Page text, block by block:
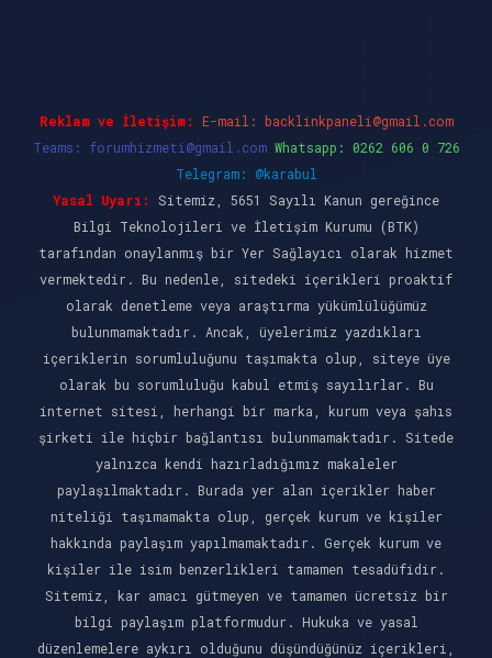
Reklam ve İletişim: E-mail: backlinkpaneli@gmail.com
Teams: forumhizmeti@gmail.com Whatsapp: 0262 606 0 726
Telegram: @karabul
Yasal Uyarı:
Sitemiz, 5651 Sayılı Kanun gereğince
Bilgi Teknolojileri ve İletişim Kurumu (BTK)
tarafından onaylanmış bir Yer Sağlayıcı olarak hizmet
vermektedir. Bu nedenle, sitedeki içerikleri proaktif
olarak denetleme veya araştırma yükümlülüğümüz
bulunmamaktadır. Ancak, üyelerimiz yazdıkları
içeriklerin sorumluluğunu taşımakta olup, siteye üye
olarak bu sorumluluğu kabul etmiş sayılırlar. Bu
internet sitesi, herhangi bir marka, kurum veya şahıs
şirketi ile hiçbir bağlantısı bulunmamaktadır. Sitede
yalnızca kendi hazırladığımız makaleler
paylaşılmaktadır. Burada yer alan içerikler haber
niteliği taşımamakta olup, gerçek kurum ve kişiler
hakkında paylaşım yapılmamaktadır. Gerçek kurum ve
kişiler ile isim benzerlikleri tamamen tesadüfidir.
Sitemiz, kar amacı gütmeyen ve tamamen ücretsiz bir
bilgi paylaşım platformudur. Hukuka ve yasal
düzenlemelere aykırı olduğunu düşündüğünüz içerikleri,